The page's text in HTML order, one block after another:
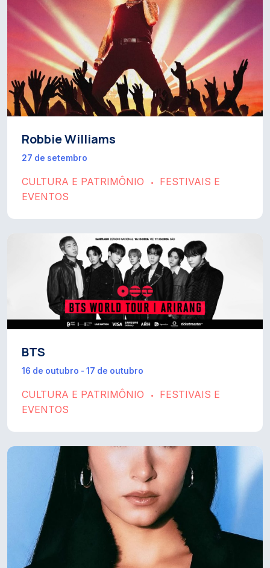
Robbie Williams
27 de setembro
CULTURA E PATRIMÔNIO •
FESTIVAIS E
EVENTOS
BTS
16 de outubro - 17 de outubro
CULTURA E PATRIMÔNIO •
FESTIVAIS E
EVENTOS